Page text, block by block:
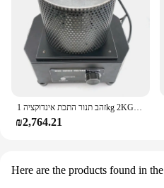
זהב תנור התכת אינדוקציה 1kg 2KG התכה חשמלית Furnacer עבור זהב להתכת מתכות מים קירור
₪2,764.21
Here are the products found in the